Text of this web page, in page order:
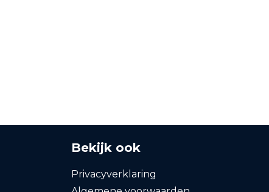
Bekijk ook
Privacyverklaring